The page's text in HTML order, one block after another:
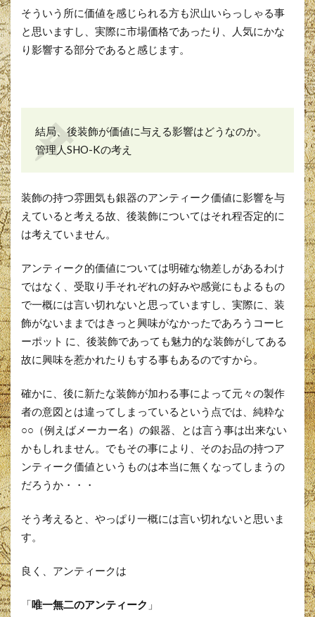
そういう所に価値を感じられる方も沢山いらっしゃる事
と思いますし、実際に市場価格であったり、人気にかな
り影響する部分であると感じます。
結局、後装飾が価値に与える影響はどうなのか。
管理人SHO-Kの考え
装飾の持つ雰囲気も銀器のアンティーク価値に影響を与
えていると考える故、後装飾についてはそれ程否定的に
は考えていません。
アンティーク的価値については明確な物差しがあるわけ
ではなく、受取り手それぞれの好みや感覚にもよるもの
で一概には言い切れないと思っていますし、実際に、装
飾がないままではきっと興味がなかったであろうコーヒ
ーポット に、後装飾であっても魅力的な装飾がしてある
故に興味を惹かれたりもする事もあるのですから。
確かに、後に新たな装飾が加わる事によって元々の製作
者の意図とは違ってしまっているという点では、純粋な
○○（例えばメーカー名）の銀器、とは言う事は出来ない
かもしれません。でもその事により、そのお品の持つア
ンティーク価値というものは本当に無くなってしまうの
だろうか・・・
そう考えると、やっぱり一概には言い切れないと思いま
す。
良く、アンティークは
「唯一無二のアンティーク 」